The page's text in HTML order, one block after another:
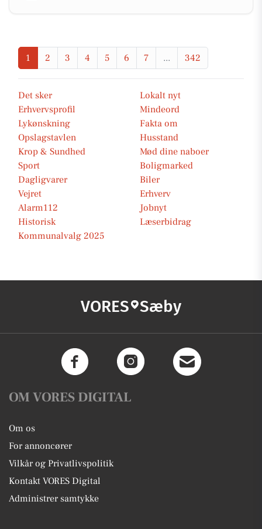
1 2 3 4 5 6 7 ... 342
Det sker
Lokalt nyt
Erhvervsprofil
Mindeord
Lykønskning
Fakta om
Opslagstavlen
Husstand
Krop & Sundhed
Mød dine naboer
Sport
Boligmarked
Dagligvarer
Biler
Vejret
Erhverv
Alarm112
Jobnyt
Historisk
Læserbidrag
Kommunalvalg 2025
VORES Sæby
OM VORES DIGITAL
Om os
For annoncører
Vilkår og Privatlivspolitik
Kontakt VORES Digital
Administrer samtykke